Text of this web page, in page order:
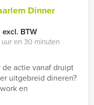
Dinner
excl. BTW
en 30 minuten
actie vanaf druipt
uitgebreid dineren?
en